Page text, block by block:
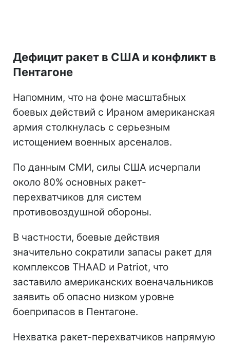
Дефицит ракет в США и конфликт в
Пентагоне
Напомним, что на фоне масштабных
боевых действий с Ираном американская
армия столкнулась с серьезным
истощением военных арсеналов.
По данным СМИ, силы США исчерпали
около 80% основных ракет-
перехватчиков для систем
противовоздушной обороны.
В частности, боевые действия
значительно сократили запасы ракет для
комплексов THAAD и Patriot, что
заставило американских военачальников
заявить об опасно низком уровне
боеприпасов в Пентагоне.
Нехватка ракет-перехватчиков напрямую